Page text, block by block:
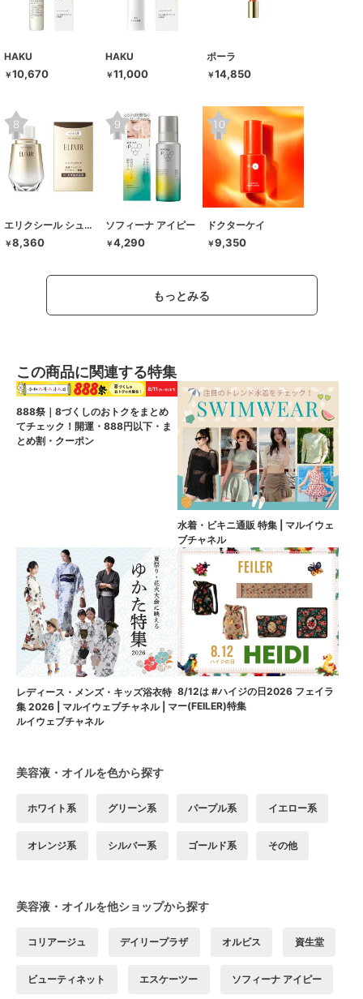
HAKU
￥10,670
HAKU
￥11,000
ポーラ
￥14,850
エリクシール シュペリエル
￥8,360
ソフィーナ アイピー
￥4,290
ドクターケイ
￥9,350
もっとみる
この商品に関連する特集
888祭｜8づくしのおトクをまとめ
てチェック！開運・888円以下・ま
とめ割・クーポン
水着・ビキニ通販 特集 | マルイウェ
ブチャネル
レディース・メンズ・キッズ浴衣特
集 2026 | マルイウェブチャネル | マ
ルイウェブチャネル
8/12は #ハイジの日2026 フェイラ
ー(FEILER)特集
美容液・オイルを色から探す
ホワイト系 グリーン系 パープル系 イエロー系
オレンジ系 シルバー系 ゴールド系 その他
美容液・オイルを他ショップから探す
コリアージュ デイリープラザ オルビス 資生堂
ビューティネット エスケーツー ソフィーナ アイピー